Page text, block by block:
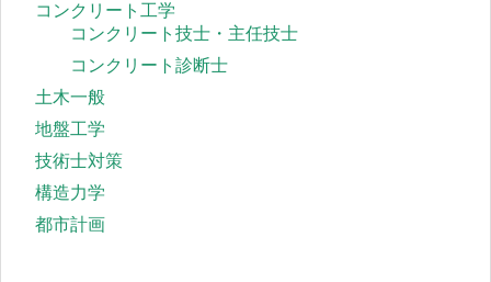
コンクリート工学
コンクリート技士・主任技士
コンクリート診断士
土木一般
地盤工学
技術士対策
構造力学
都市計画